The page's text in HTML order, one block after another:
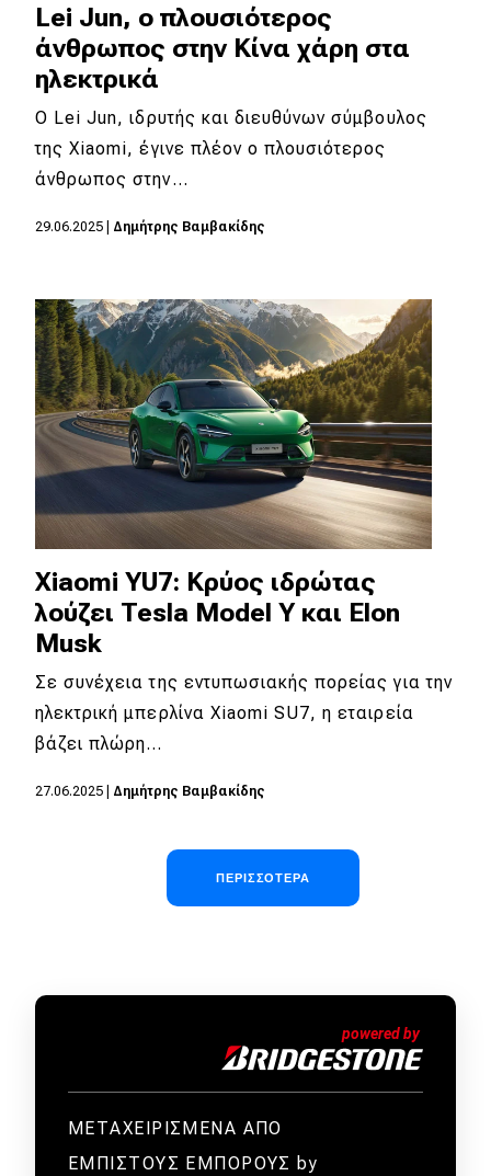
Lei Jun, ο πλουσιότερος
άνθρωπος στην Κίνα χάρη στα
ηλεκτρικά
Ο Lei Jun, ιδρυτής και διευθύνων σύμβουλος
της Xiaomi, έγινε πλέον ο πλουσιότερος
άνθρωπος στην…
29.06.2025 Δημήτρης Βαμβακίδης
Xiaomi YU7: Κρύος ιδρώτας
λούζει Tesla Model Y και Elon
Musk
Σε συνέχεια της εντυπωσιακής πορείας για την
ηλεκτρική μπερλίνα Xiaomi SU7, η εταιρεία
βάζει πλώρη…
27.06.2025 Δημήτρης Βαμβακίδης
ΠΕΡΙΣΣΌΤΕΡΑ
ΜΕΤΑΧΕΙΡΙΣΜΕΝΑ ΑΠΟ
ΕΜΠΙΣΤΟΥΣ ΕΜΠΟΡΟΥΣ by